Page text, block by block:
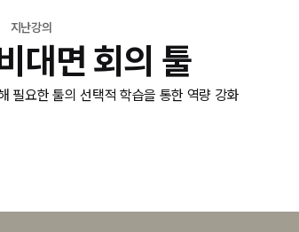
지난강의
대면 회의 툴
필요한 툴의 선택적 학습을 통한 역량 강화